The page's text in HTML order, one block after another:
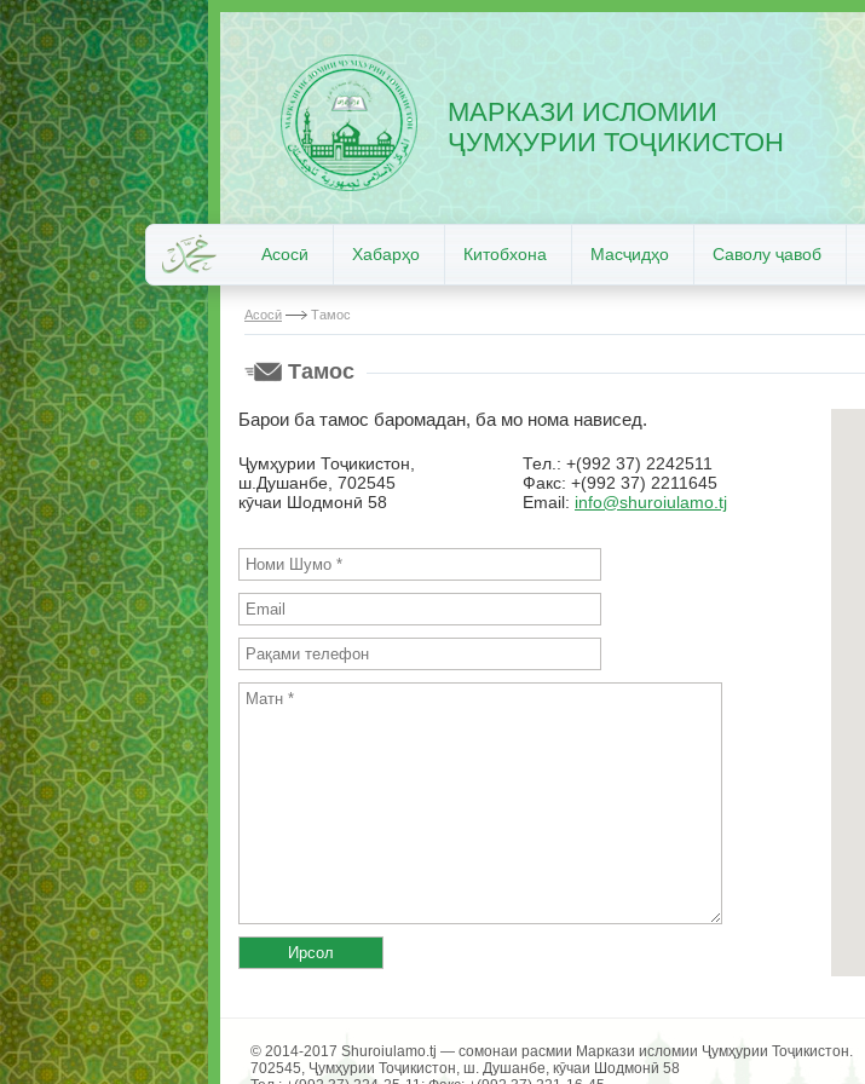
МАРКАЗИ ИСЛОМИИ
ҶУМҲУРИИ ТОҶИКИСТОН
Асосӣ Хабарҳо Китобхона Масҷидҳо Саволу ҷавоб
Асосӣ Тамос
Тамос
Барои ба тамос баромадан, ба мо нома нависед.
Ҷумҳурии Тоҷикистон,
ш.Душанбе, 702545
кӯчаи Шодмонӣ 58
Тел.: +(992 37) 2242511
Факс: +(992 37) 2211645
Email: info@shuroiulamo.tj
© 2014-2017 Shuroiulamo.tj — сомонаи расмии Маркази исломии Ҷумҳурии Тоҷикистон.
702545, Ҷумҳурии Тоҷикистон, ш. Душанбе, кӯчаи Шодмонӣ 58